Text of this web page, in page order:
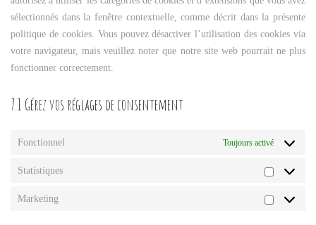
sélectionnés dans la fenêtre contextuelle, comme décrit dans la présente
politique de cookies. Vous pouvez désactiver l’utilisation des cookies via
votre navigateur, mais veuillez noter que notre site web pourrait ne plus
fonctionner correctement.
7.1 Gérez vos réglages de consentement
Fonctionnel Toujours activé
Statistiques
Marketing
Marketing